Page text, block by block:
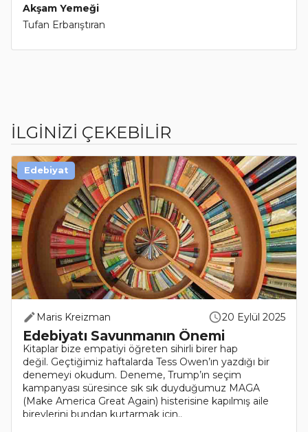
Akşam Yemeği
Tufan Erbarıştıran
İLGİNİZİ ÇEKEBİLİR
Maris Kreizman 20 Eylül 2025
Edebiyatı Savunmanın Önemi
Kitaplar bize empatiyi öğreten sihirli birer hap
değil. Geçtiğimiz haftalarda Tess Owen’ın yazdığı bir
denemeyi okudum. Deneme, Trump’ın seçim
kampanyası süresince sık sık duyduğumuz MAGA
(Make America Great Again) histerisine kapılmış aile
bireylerini bundan kurtarmak için..
Edebiyat